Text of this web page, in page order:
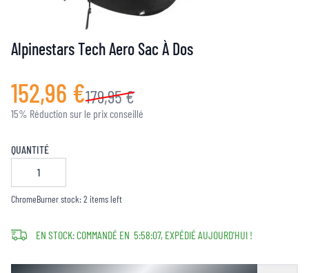
Alpinestars Tech Aero Sac À Dos
152,96 €179,95 €
15% Réduction sur le prix conseillé
QUANTITÉ
ChromeBurner stock: 2 items left
EN STOCK: COMMANDÉ EN 5:58:05 , EXPÉDIÉ AUJOURD'HUI !